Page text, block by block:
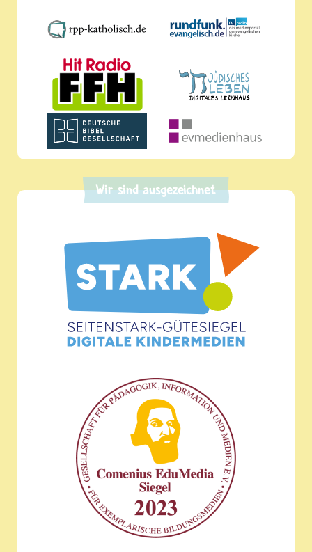
Wir sind ausgezeichnet